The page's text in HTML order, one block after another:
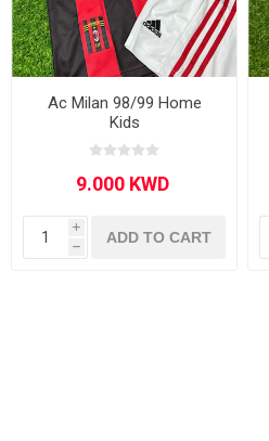
Al Nassr
Al Ahli
ITTIHAD
Ac Milan 98/99 Home
Kids
i
h
ADD TO CART